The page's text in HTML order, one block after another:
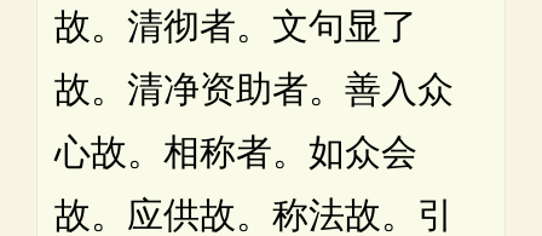
故。清彻者。文句显了
故。清净资助者。善入众
心故。相称者。如众会
故。应供故。称法故。引